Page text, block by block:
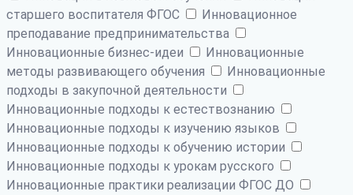
старшего воспитателя ФГОС
Инновационное
преподавание предпринимательства
Инновационные бизнес-идеи
Инновационные
методы развивающего обучения
Инновационные
подходы в закупочной деятельности
Инновационные подходы к естествознанию
Инновационные подходы к изучению языков
Инновационные подходы к обучению истории
Инновационные подходы к урокам русского
Инновационные практики реализации ФГОС ДО